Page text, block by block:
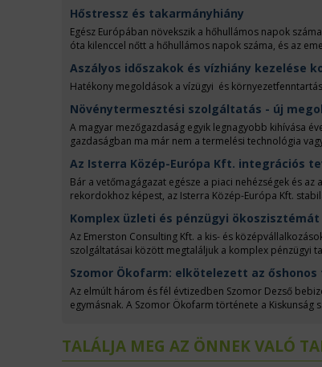
Hőstressz és takarmányhiány
Egész Európában növekszik a hőhullámos napok
óta kilenccel nőtt a hőhullámos napok száma, és az
Aszályos időszakok és vízhiány kezelése
Hatékony megoldások a vízügyi és
Növénytermesztési szolgáltatás - új
A magyar mezőgazdaság egyik legnagyobb kihívása
gazdaságban ma már nem a termelési technológia
Az Isterra Közép-Európa Kft. integrációs
Bár a vetőmagágazat egésze a piaci nehézségek és
rekordokhoz képest, az Isterra Közép-Európa Kft.
Komplex üzleti és pénzügyi
Az Emerston Consulting Kft. a kis- és
szolgáltatásai között megtaláljuk a komplex pénzügyi
tanácsadást, valamint a vagyonkezelést és
stratégiai vezetője. Vele beszélgettünk.
Szomor Ökofarm: elkötelezett az
Az elmúlt három és fél évtizedben Szomor Dezső
egymásnak. A Szomor Ökofarm története a Kiskunság
TALÁLJA MEG AZ ÖNNEK VALÓ